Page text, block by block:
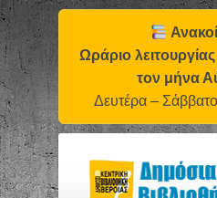
Ωράριο
τον μήνα
Δευτέρα –